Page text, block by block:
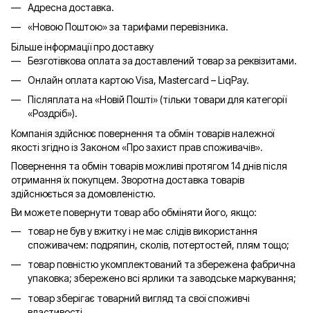
Адресна доставка.
«Новою Поштою» за тарифами перевізника.
Більше інформації про доставку
Безготівкова оплата за доставлений товар за реквізитами.
Онлайн оплата картою Visa, Mastercard – LiqPay.
Післяплата на «Новій Пошті» (тільки товари для категорії
«Роздріб»).
Компанія здійснює повернення та обмін товарів належної
якості згідно із Законом «Про захист прав споживачів».
Повернення та обмін товарів можливі протягом 14 днів після
отримання їх покупцем. Зворотна доставка товарів
здійснюється за домовленістю.
Ви можете повернути товар або обміняти його, якщо:
товар не був у вжитку і не має слідів використання
споживачем: подряпин, сколів, потертостей, плям тощо;
товар повністю укомплектований та збережена фабрична
упаковка; збережено всі ярлики та заводське маркування;
товар зберігає товарний вигляд та свої споживчі